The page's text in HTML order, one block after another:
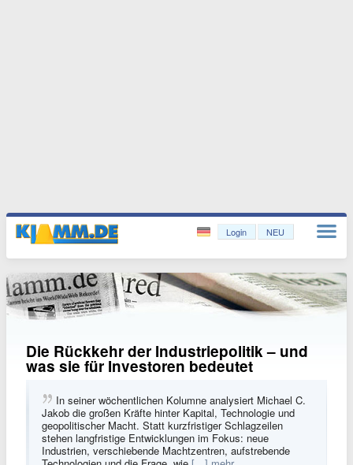
Login NEU
Die Rückkehr der Industriepolitik – und
was sie für Investoren bedeutet
In seiner wöchentlichen Kolumne analysiert Michael C.
Jakob die großen Kräfte hinter Kapital, Technologie und
geopolitischer Macht. Statt kurzfristiger Schlagzeilen
stehen langfristige Entwicklungen im Fokus: neue
Industrien, verschiebende Machtzentren, aufstrebende